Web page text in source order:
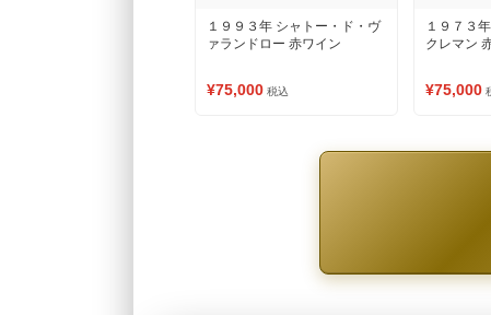
１９９３年 シャトー・ド・ヴ
ァランドロー 赤ワイン
¥75,000 税込
１９７３
クレマン
¥75,000